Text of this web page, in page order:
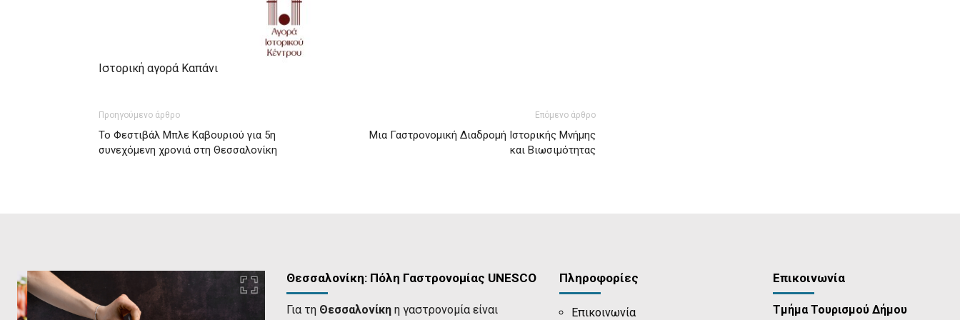
Ιστορική αγορά Καπάνι
Προηγούμενο άρθρο
Το Φεστιβάλ Μπλε Καβουριού για 5η
συνεχόμενη χρονιά στη Θεσσαλονίκη
Επόμενο άρθρο
Μια Γαστρονομική Διαδρομή Ιστορικής Μνήμης
και Βιωσιμότητας
Θεσσαλονίκη: Πόλη Γαστρονομίας UNESCO
Για τη Θεσσαλονίκηη γαστρονομία είναι
Πληροφορίες
Επικοινωνία
Επικοινωνία
Τμήμα Τουρισμού Δήμου